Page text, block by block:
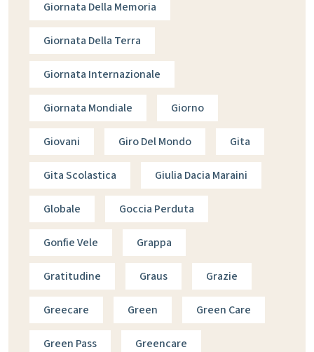
Giornata Della Memoria
Giornata Della Terra
Giornata Internazionale
Giornata Mondiale Giorno
Giovani Giro Del Mondo Gita
Gita Scolastica Giulia Dacia Maraini
Globale Goccia Perduta
Gonfie Vele Grappa
Gratitudine Graus Grazie
Greecare Green Green Care
Green Pass Greencare